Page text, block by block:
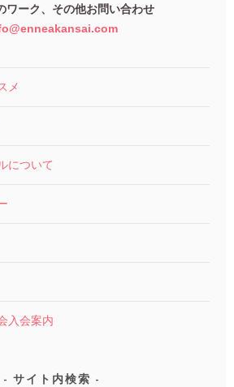
ワーク、その他お問い合わせ
メ
について
入会案内
サイト内検索